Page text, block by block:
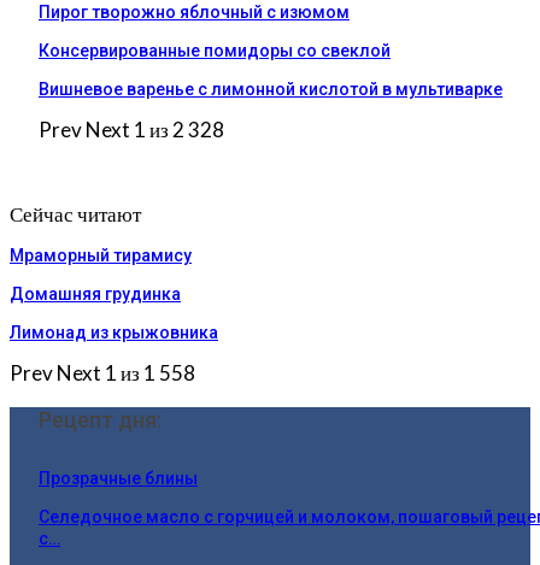
Пирог творожно яблочный с изюмом
Консервированные помидоры со свеклой
Вишневое варенье с лимонной кислотой в мультиварке
PrevNext 1 из 2 328
Сейчас читают
Мраморный тирамису
Домашняя грудинка
Лимонад из крыжовника
PrevNext 1 из 1 558
Рецепт дня:
Прозрачные блины
Селедочное масло с горчицей и молоком, пошаговый
с…